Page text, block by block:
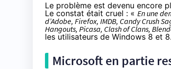
Le problème est devenu encore
Le constat était cruel : « En une
d’Adobe, Firefox, IMDB, Candy Crush
Hangouts, Picasa, Clash of Clans,
les utilisateurs de Windows 8 et
Microsoft en partie